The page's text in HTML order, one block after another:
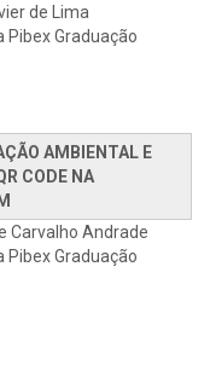
de Lima
Pibex Graduação
AMBIENTAL E
CODE NA
Carvalho Andrade
Pibex Graduação